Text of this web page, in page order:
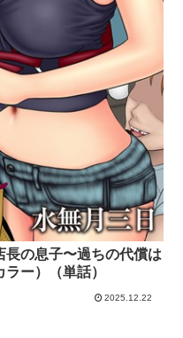
長の息子〜過ちの代償は
ー）（単話）
2025.12.22